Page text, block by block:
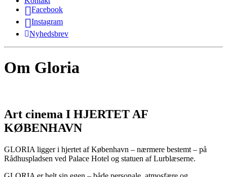
Facebook
Instagram
Nyhedsbrev
Om Gloria
Art cinema I HJERTET AF
KØBENHAVN
GLORIA ligger i hjertet af København – nærmere bestemt – på
Rådhuspladsen ved Palace Hotel og statuen af Lurblæserne.